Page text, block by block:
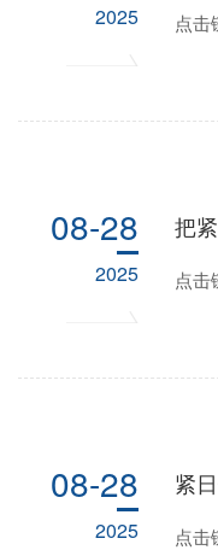
2025 点击
08-28
2025
把
点击
08-28
2025
紧
点击